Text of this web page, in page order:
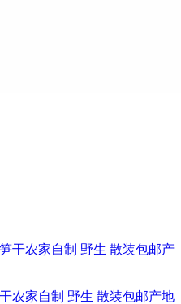
农家自制 野生 散装包邮产地